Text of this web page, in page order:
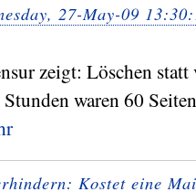
27-May-09
zeigt: Löschen statt
waren 60
Kostet eine